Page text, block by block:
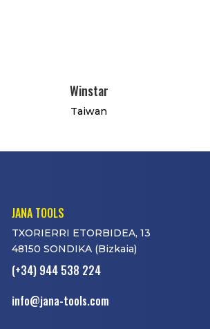
Winstar
Taiwan
JANA TOOLS
TXORIERRI ETORBIDEA, 13
48150 SONDIKA (Bizkaia)
(+34) 944 538 224
info@jana-tools.com